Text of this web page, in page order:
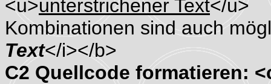
<u>unterstrichener Text</u>
Kombinationen sind auch
Text</i></b>
C2 Quellcode formatieren: